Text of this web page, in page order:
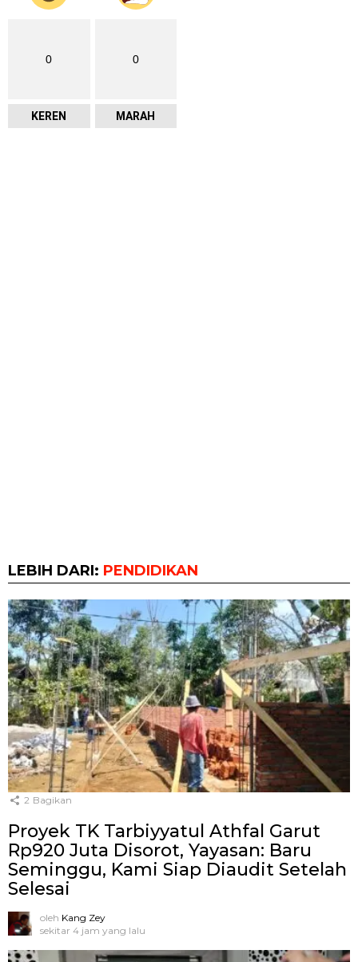
0
KEREN
0
MARAH
LEBIH DARI: PENDIDIKAN
2 Bagikan
Proyek TK Tarbiyyatul Athfal Garut
Rp920 Juta Disorot, Yayasan: Baru
Seminggu, Kami Siap Diaudit Setelah
Selesai
oleh Kang Zey
sekitar 4 jam yang lalu